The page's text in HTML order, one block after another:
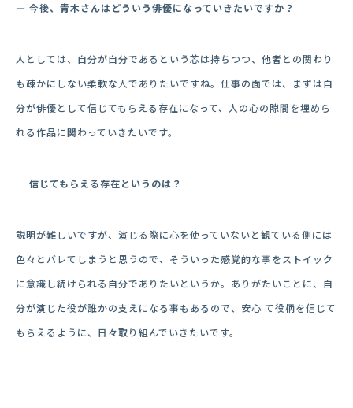
― 今後、青木さんはどういう俳優になっていきたいですか？
人としては、自分が自分であるという芯は持ちつつ、他者との関わり
も疎かにしない柔軟な人でありたいですね。仕事の面では、まずは自
分が俳優として信じてもらえる存在になって、人の心の隙間を埋めら
れる作品に関わっていきたいです。
― 信じてもらえる存在というのは？
説明が難しいですが、演じる際に心を使っていないと観ている側には
色々とバレてしまうと思うので、そういった感覚的な事をストイック
に意識し続けられる自分でありたいというか。ありがたいことに、自
分が演じた役が誰かの支えになる事もあるので、安心 て役柄を信じて
もらえるように、日々取り組んでいきたいです。